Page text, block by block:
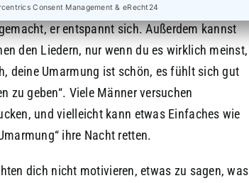
er entspannt sich. Außerdem kannst
den Liedern, nur wenn du es wirklich meinst,
deine Umarmung ist schön, es fühlt sich gut
zu geben“. Viele Männer versuchen
und vielleicht kann etwas Einfaches wie
ihre Nacht retten.
dich nicht motivieren, etwas zu sagen, was